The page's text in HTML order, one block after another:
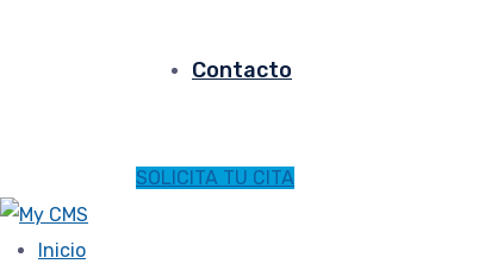
Contacto
SOLICITA TU CITA
Inicio